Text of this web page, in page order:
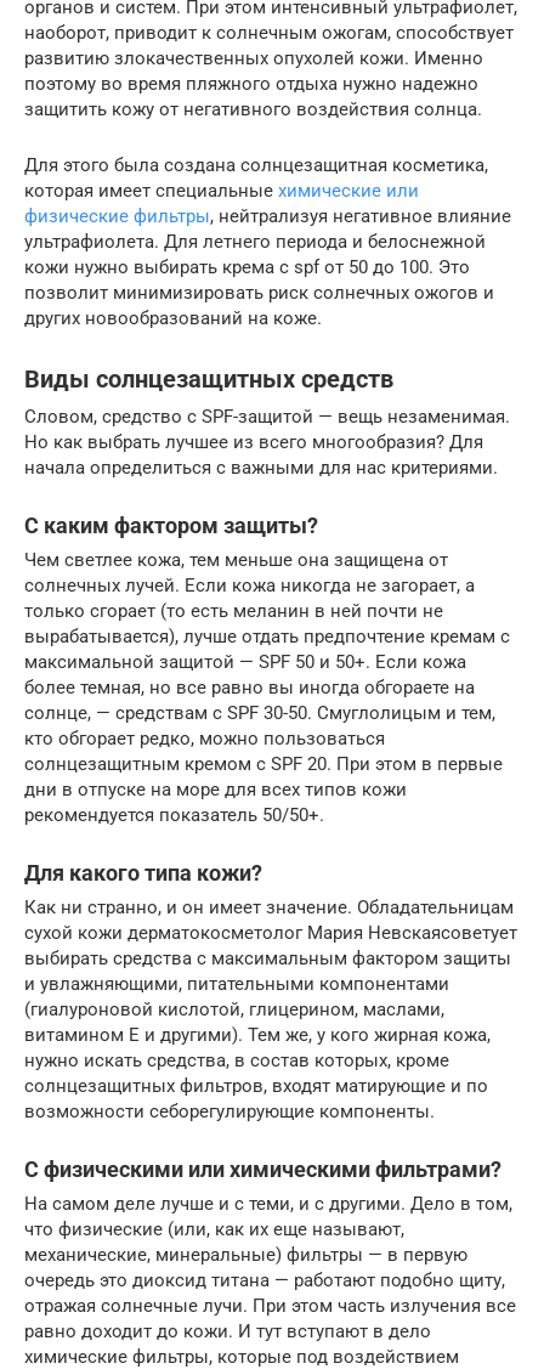
органов и систем. При этом интенсивный ультрафиолет,
наоборот, приводит к солнечным ожогам, способствует
развитию злокачественных опухолей кожи. Именно
поэтому во время пляжного отдыха нужно надежно
защитить кожу от негативного воздействия солнца.
Для этого была создана солнцезащитная косметика,
которая имеет специальные химические или
физические фильтры, нейтрализуя негативное влияние
ультрафиолета. Для летнего периода и белоснежной
кожи нужно выбирать крема с spf от 50 до 100. Это
позволит минимизировать риск солнечных ожогов и
других новообразований на коже.
Виды солнцезащитных средств
Словом, средство с SPF-защитой — вещь незаменимая.
Но как выбрать лучшее из всего многообразия? Для
начала определиться с важными для нас критериями.
С каким фактором защиты?
Чем светлее кожа, тем меньше она защищена от
солнечных лучей. Если кожа никогда не загорает, а
только сгорает (то есть меланин в ней почти не
вырабатывается), лучше отдать предпочтение кремам с
максимальной защитой — SPF 50 и 50+. Если кожа
более темная, но все равно вы иногда обгораете на
солнце, — средствам с SPF 30-50. Смуглолицым и тем,
кто обгорает редко, можно пользоваться
солнцезащитным кремом с SPF 20. При этом в первые
дни в отпуске на море для всех типов кожи
рекомендуется показатель 50/50+.
Для какого типа кожи?
Как ни странно, и он имеет значение. Обладательницам
сухой кожи дерматокосметолог Мария Невскаясоветует
выбирать средства с максимальным фактором защиты
и увлажняющими, питательными компонентами
(гиалуроновой кислотой, глицерином, маслами,
витамином E и другими). Тем же, у кого жирная кожа,
нужно искать средства, в состав которых, кроме
солнцезащитных фильтров, входят матирующие и по
возможности себорегулирующие компоненты.
С физическими или химическими фильтрами?
На самом деле лучше и с теми, и с другими. Дело в том,
что физические (или, как их еще называют,
механические, минеральные) фильтры — в первую
очередь это диоксид титана — работают подобно щиту,
отражая солнечные лучи. При этом часть излучения все
равно доходит до кожи. И тут вступают в дело
химические фильтры, которые под воздействием